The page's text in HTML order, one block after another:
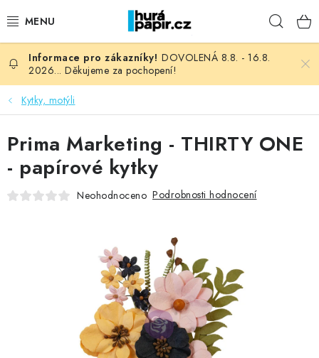
na
NOVINKY
HURÁ DÍLNA
VŠECHNO ZBOŽÍ
KNIHAŘSKÝ MATERIÁL
MOJE OBJEDNÁVKA
DOVOLENÁ 8.8. - 16.8.
2026... Děkujeme za pochopení!
Kytky, motýli
Prima Marketing - THIRTY ONE
- papírové kytky
Neohodnoceno Podrobnosti hodnocení